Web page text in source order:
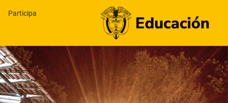
Participa